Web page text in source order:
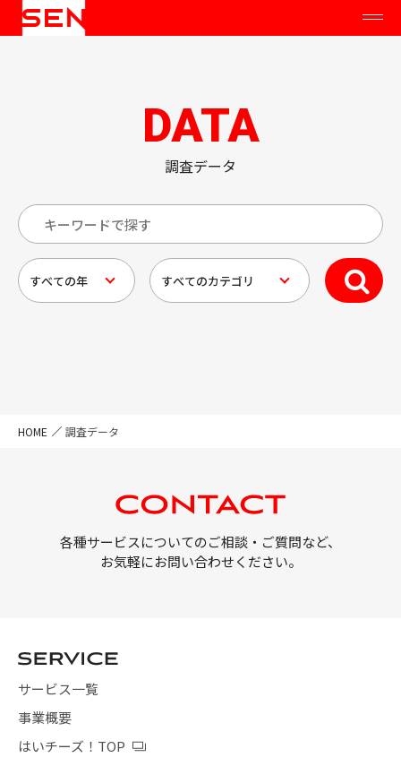
DATA
調査データ
HOME 調査データ
各種サービスについてのご相談・ご質問など、
お気軽にお問い合わせください。
サービス一覧
事業概要
はいチーズ！TOP